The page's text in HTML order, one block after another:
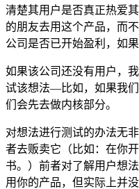
清楚其用户是否真正热爱
的朋友去用这个产品，而
公司是否已开始盈利，如果
如果该公司还没有用户，
试该想法—比如，如果我
们会先去做内核部分。
对想法进行测试的办法无
者去贩卖它（比如：在你
书。）前者对了解用户想
用你的产品，但实际上并